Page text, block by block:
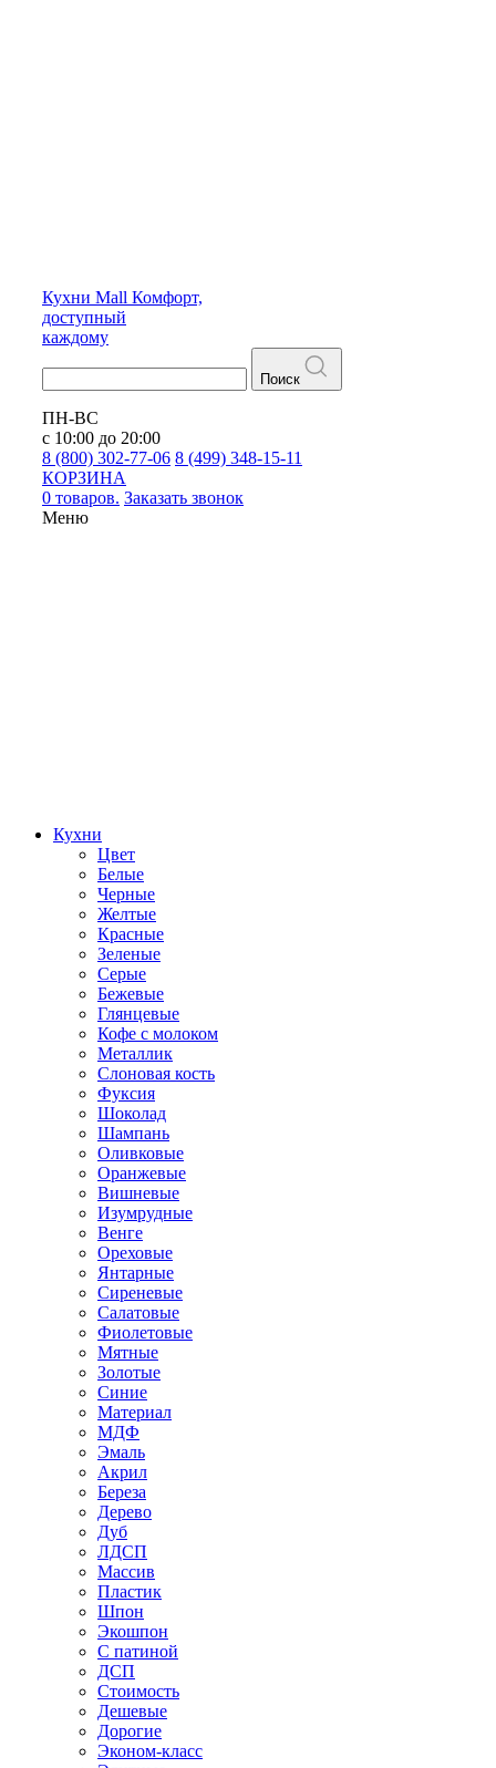
Кухни Mall Комфорт,
доступный
каждому
Поиск
ПН-ВС
с 10:00 до 20:00
8 (800) 302-77-06 8 (499) 348-15-11
КОРЗИНА
0 товаров. Заказать звонок
Меню
Кухни
Цвет
Белые
Черные
Желтые
Красные
Зеленые
Серые
Бежевые
Глянцевые
Кофе с молоком
Металлик
Слоновая кость
Фуксия
Шоколад
Шампань
Оливковые
Оранжевые
Вишневые
Изумрудные
Венге
Ореховые
Янтарные
Сиреневые
Салатовые
Фиолетовые
Мятные
Золотые
Синие
Материал
МДФ
Эмаль
Акрил
Береза
Дерево
Дуб
ЛДСП
Массив
Пластик
Шпон
Экошпон
С патиной
ДСП
Стоимость
Дешевые
Дорогие
Эконом-класс